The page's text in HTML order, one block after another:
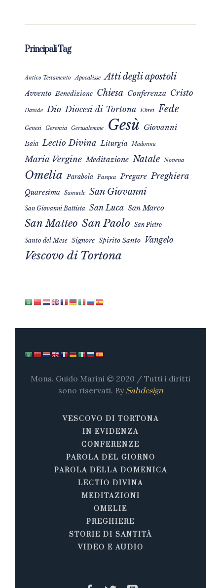
Principali Tag
Antico Testamento Apocalisse Atti degli apostoli
Avvento Benedizione Chiesa Conferenza Cristo
Davide Dio Diocesi di Tortona Ebrei Fede
Genesi Geremia Gerusalemme Gesù Giovanni
Isaia Lectio Divina Liturgia Madonna
Maria Vergine Meditazione Natale Novena
Omelia Parabola Pasqua Pregare Preghiera
Quaresima Samuele San Giovanni
San Giovanni Battista San Luca San Marco
San Matteo San Paolo San Pietro
Santo del Mese Signore Spirito Santo Vangelo
Vescovo di Tortona
Mons. Guido Marini © 2020 / Tutti i diritti
sono riservati. By Sabdesign
VESCOVO DI TORTONA
IN EVIDENZA
CONFERENZE
PAROLA DEL GIORNO
PAROLA DELLA DOMENICA
LECTIO DIVINA
MEDITAZIONI
OMELIE
PREGHIERE
STORIE DI SANTITÀ
VIDEO E AUDIO